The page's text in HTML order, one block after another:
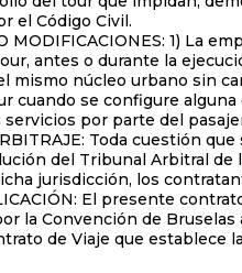
el Código Civil.
MODIFICACIONES: 1) La
antes o durante la
mismo núcleo urbano sin
cuando se configure
por parte del
Toda cuestión
del Tribunal Arbitral
jurisdicción, los
El presente
la Convención de
de Viaje que establece